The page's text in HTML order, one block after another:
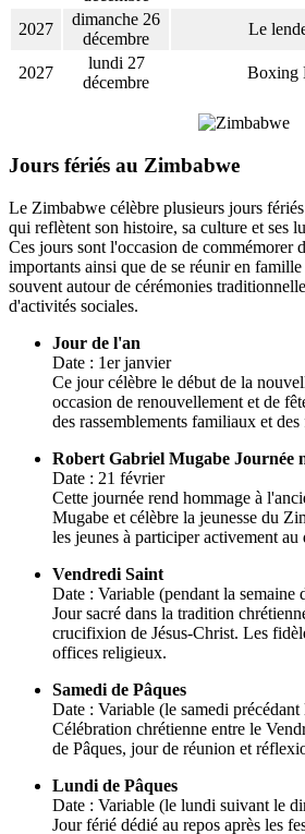
2027
dimanche 26
décembre
Le
2027
lundi 27
décembre
Boxing
Jours fériés au Zimbabwe
Le Zimbabwe célèbre plusieurs jours
qui reflètent son histoire, sa culture et ses
Ces jours sont l'occasion de commémorer
importants ainsi que de se réunir en
souvent autour de cérémonies
d'activités sociales.
Jour de l'an
Date : 1er janvier
Ce jour célèbre le début de la
occasion de renouvellement et de
des rassemblements familiaux et
Robert Gabriel Mugabe Journée
Date : 21 février
Cette journée rend hommage à
Mugabe et célèbre la jeunesse du
les jeunes à participer activement
Vendredi Saint
Date : Variable (pendant la semaine
Jour sacré dans la tradition
crucifixion de Jésus-Christ. Les
offices religieux.
Samedi de Pâques
Date : Variable (le samedi
Célébration chrétienne entre le
de Pâques, jour de réunion et
Lundi de Pâques
Date : Variable (le lundi suivant le
Jour férié dédié au repos après les